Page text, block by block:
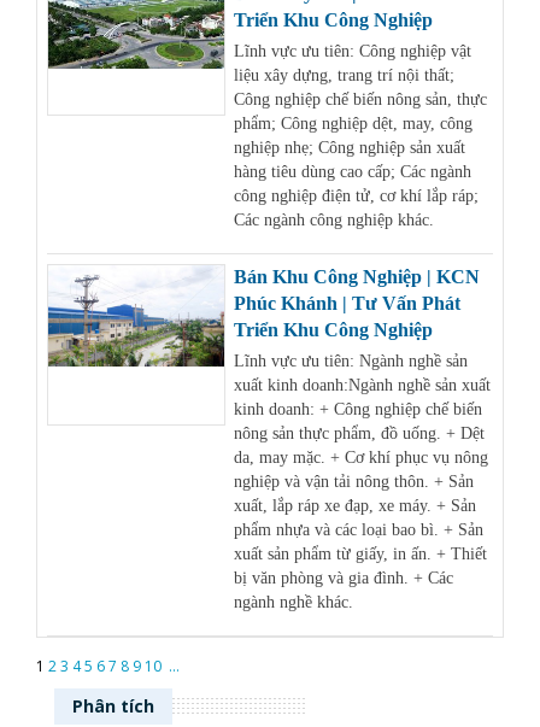
Triển Khu Công Nghiệp
Lĩnh vực ưu tiên: Công nghiệp vật
liệu xây dựng, trang trí nội thất;
Công nghiệp chế biến nông sản, thực
phẩm; Công nghiệp dệt, may, công
nghiệp nhẹ; Công nghiệp sản xuất
hàng tiêu dùng cao cấp; Các ngành
công nghiệp điện tử, cơ khí lắp ráp;
Các ngành công nghiệp khác.
Bán Khu Công Nghiệp | KCN
Phúc Khánh | Tư Vấn Phát
Triển Khu Công Nghiệp
Lĩnh vực ưu tiên: Ngành nghề sản
xuất kinh doanh:Ngành nghề sản xuất
kinh doanh: + Công nghiệp chế biến
nông sản thực phẩm, đồ uống. + Dệt
da, may mặc. + Cơ khí phục vụ nông
nghiệp và vận tải nông thôn. + Sản
xuất, lắp ráp xe đạp, xe máy. + Sản
phẩm nhựa và các loại bao bì. + Sản
xuất sản phẩm từ giấy, in ấn. + Thiết
bị văn phòng và gia đình. + Các
ngành nghề khác.
1 23 45 67 8 9 10 ...
Phân tích